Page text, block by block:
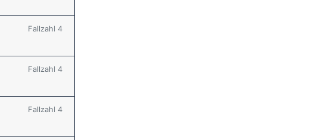
Fallzahl 4
Fallzahl 4
Fallzahl 4